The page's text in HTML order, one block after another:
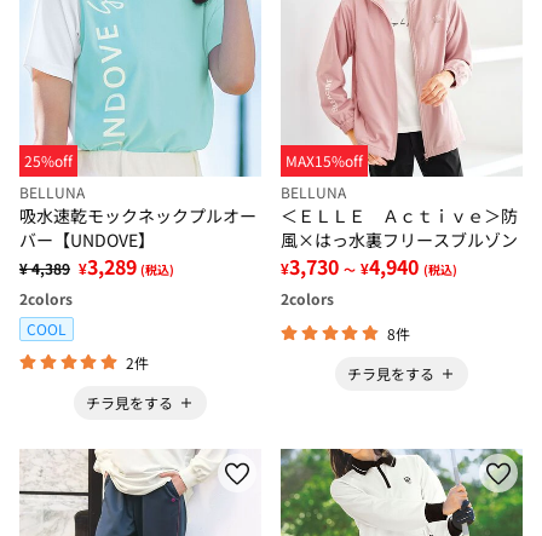
25%off
BELLUNA
吸水速乾モックネックプルオー
バー【UNDOVE】
¥ 4,389 ¥3,289 (税込)
2colors
COOL
2件
チラ見をする
MAX15%off
BELLUNA
＜ＥＬＬＥ Ａｃｔｉｖｅ＞防
風×はっ水裏フリースブルゾン
¥3,730 ～ ¥4,940 (税込)
2colors
8件
チラ見をする